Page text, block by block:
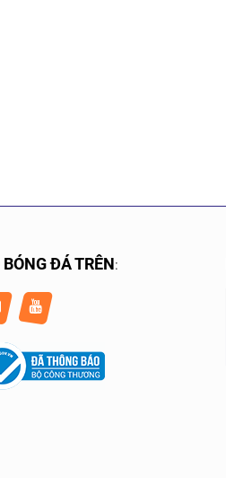
BÓNG ĐÁ TRÊN: